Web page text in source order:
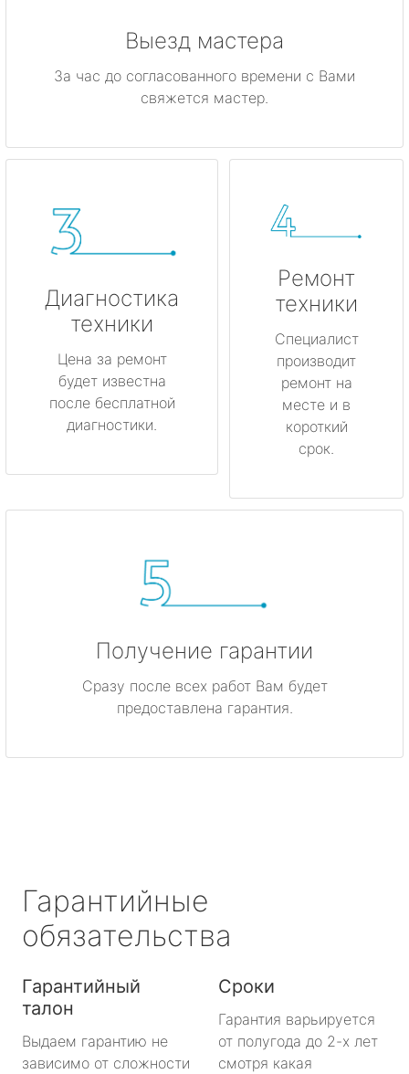
Выезд мастера
За час до согласованного времени с Вами
свяжется мастер.
Диагностика
техники
Цена за ремонт
будет известна
после бесплатной
диагностики.
Ремонт
техники
Специалист
производит
ремонт на
месте и в
короткий
срок.
Получение гарантии
Сразу после всех работ Вам будет
предоставлена гарантия.
Гарантийные
обязательства
Гарантийный
талон
Выдаем гарантию не
зависимо от сложности
Сроки
Гарантия варьируется
от полугода до 2-х лет
смотря какая